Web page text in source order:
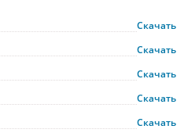
Скачать
Скачать
Скачать
Скачать
Скачать